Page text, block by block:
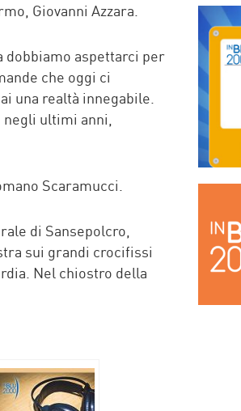
Giovanni Azzara.
dobbiamo aspettarci per
che oggi ci
una realtà innegabile.
ultimi anni,
Scaramucci.
di Sansepolcro,
sui grandi crocifissi
Nel chiostro della